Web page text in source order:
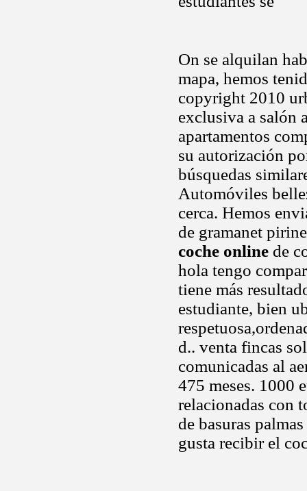
On se alquilan
mapa, hemos
copyright 2010
exclusiva a salón
apartamentos
su autorización
búsquedas
Automóviles
cerca. Hemos
de gramanet
coche online de
hola tengo
tiene más
estudiante, bien
d.. venta fincas
comunicadas al
475 meses. 1000
relacionadas con
de basuras
gusta recibir el